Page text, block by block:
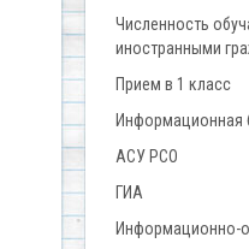
Численность
иностранными
Прием в 1 класс
Информационная
АСУ РСО
ГИА
Информационно-